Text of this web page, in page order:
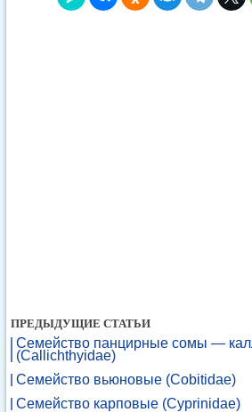
ПРЕДЫДУЩИЕ СТАТЬИ
Семейство панцирные сомы —
(Callichthyidae)
Семейство вьюновые (Cobitidae)
Семейство карповые (Cyprinidae)